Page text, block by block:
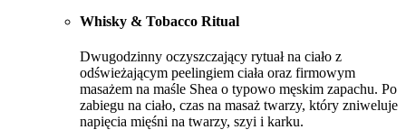
Whisky & Tobacco Ritual
Dwugodzinny oczyszczający rytuał na ciało z
odświeżającym peelingiem ciała oraz firmowym
masażem na maśle Shea o typowo męskim zapachu. Po
zabiegu na ciało, czas na masaż twarzy, który zniweluje
napięcia mięśni na twarzy, szyi i karku.